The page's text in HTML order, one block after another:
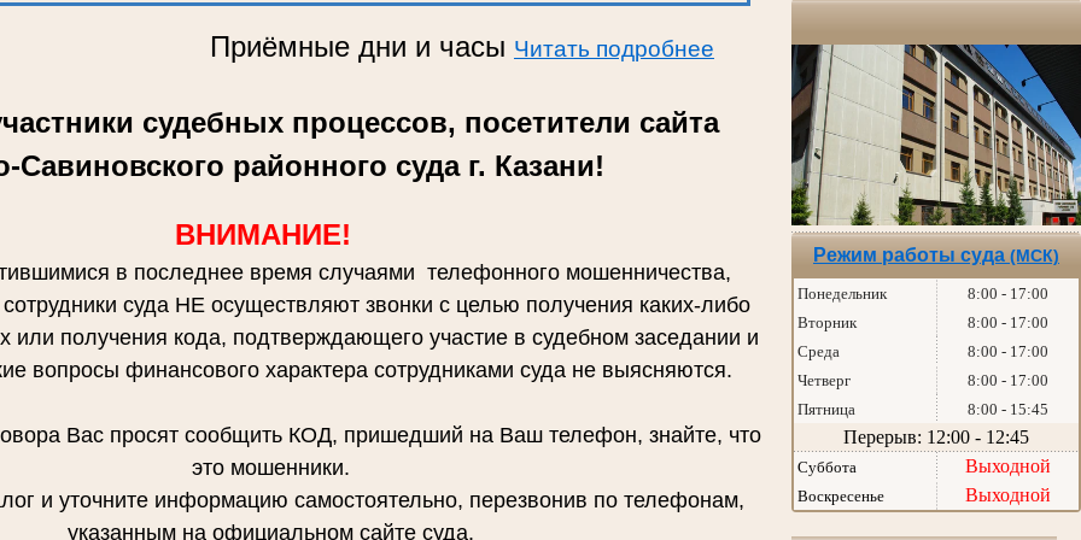
Режим работы суда (МСК)
Понедельник
8:00 - 17:00
Вторник
8:00 - 17:00
Среда
8:00 - 17:00
Четверг
8:00 - 17:00
Пятница
8:00 - 15:45
Перерыв: 12:00 - 12:45
Суббота Выходной
Воскресенье Выходной
Приёмные дни и часыЧитать подробнее
судебных процессов, посетители сайта
Савиновского районного суда г. Казани!
ВНИМАНИЕ!
в последнее время случаями телефонного мошенничества,
суда НЕ осуществляют звонки с целью получения каких-либо
или получения кода, подтверждающего участие в судебном заседании и
вопросы финансового характера сотрудниками суда не выясняются.
Вас просят сообщить КОД, пришедший на Ваш телефон, знайте, что
это мошенники.
уточните информацию самостоятельно, перезвонив по телефонам,
указанным на официальном сайте суда.